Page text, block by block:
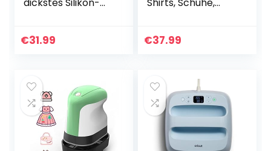
dickstes Silikon-
flache
€31.99
Shirts, Schuhe,
Mini Hitzepresse
€37.99